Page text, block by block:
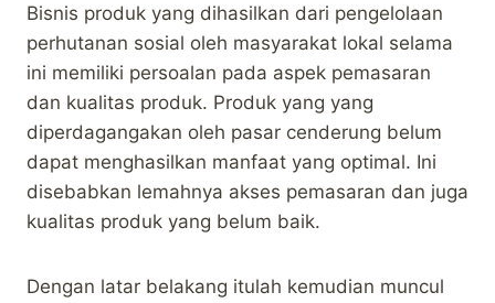
Bisnis produk yang dihasilkan dari pengelolaan
perhutanan sosial oleh masyarakat lokal selama
ini memiliki persoalan pada aspek pemasaran
dan kualitas produk. Produk yang yang
diperdagangakan oleh pasar cenderung belum
dapat menghasilkan manfaat yang optimal. Ini
disebabkan lemahnya akses pemasaran dan juga
kualitas produk yang belum baik.
Dengan latar belakang itulah kemudian muncul